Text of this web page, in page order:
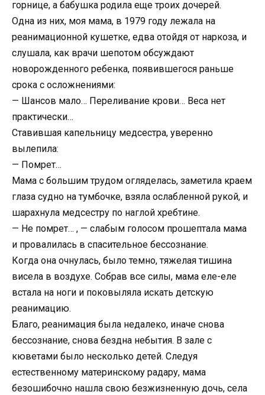
горнице, а бабушка родила еще троих дочерей.
Одна из них, моя мама, в 1979 году лежала на
реанимационной кушетке, едва отойдя от наркоза, и
слушала, как врачи шепотом обсуждают
новорожденного ребенка, появившегося раньше
срока с осложнениями:
— Шансов мало… Переливание крови… Веса нет
практически…
Ставившая капельницу медсестра, уверенно
вылепила:
— Помрет…
Мама с большим трудом огляделась, заметила краем
глаза судно на тумбочке, взяла ослабленной рукой, и
шарахнула медсестру по наглой хребтине.
— Не помрет… , — слабым голосом прошептала мама
и провалилась в спасительное бессознание.
Когда она очнулась, было темно, тяжелая тишина
висела в воздухе. Собрав все силы, мама еле-еле
встала на ноги и поковыляла искать детскую
реанимацию.
Благо, реанимация была недалеко, иначе снова
бессознание, снова бездна небытия. В зале с
кюветами было несколько детей. Следуя
естественному материнскому радару, мама
безошибочно нашла свою безжизненную дочь, села